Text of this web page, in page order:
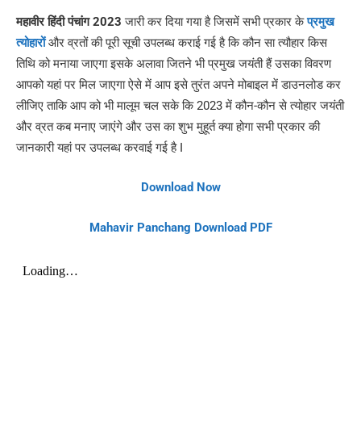
महावीर हिंदी पंचांग 2023 जारी कर दिया गया है जिसमें सभी प्रकार केप्रमुख
त्योहारोंऔर व्रतों की पूरी सूची उपलब्ध कराई गई है कि कौन सा त्यौहार किस
तिथि को मनाया जाएगा इसके अलावा जितने भी प्रमुख जयंती हैं उसका विवरण
आपको यहां पर मिल जाएगा ऐसे में आप इसे तुरंत अपने मोबाइल में डाउनलोड कर
लीजिए ताकि आप को भी मालूम चल सके कि 2023 में कौन-कौन से त्योहार जयंती
और व्रत कब मनाए जाएंगे और उस का शुभ मुहूर्त क्या होगा सभी प्रकार की
जानकारी यहां पर उपलब्ध करवाई गई है I
Download Now
Mahavir Panchang Download PDF